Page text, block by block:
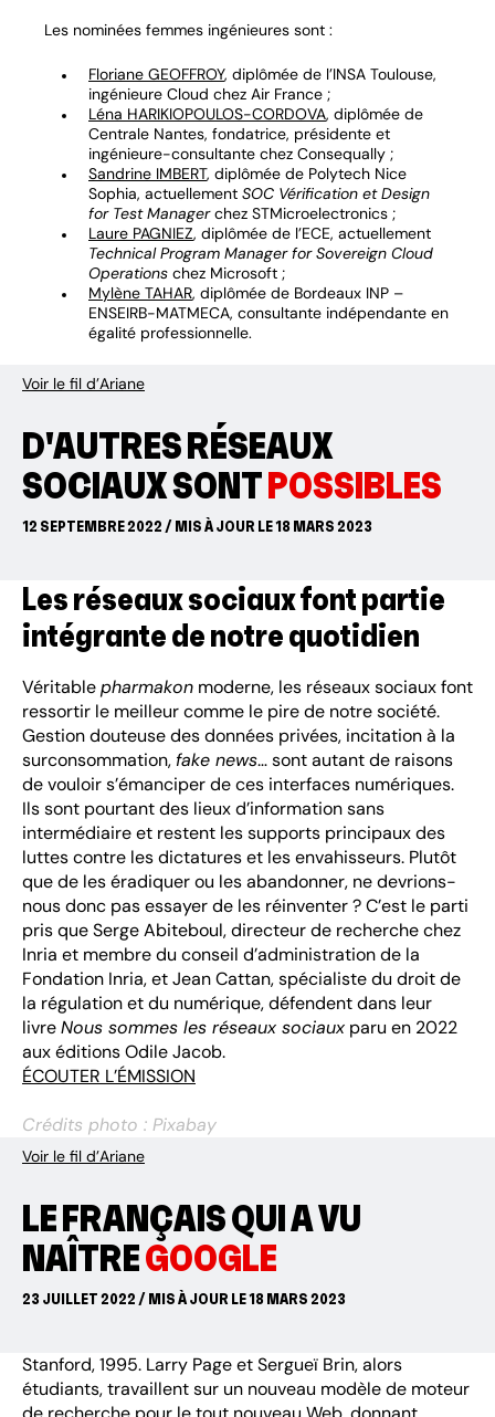
Les nominées femmes ingénieures sont :
Floriane GEOFFROY, diplômée de l’INSA Toulouse,
ingénieure Cloud chez Air France ;
Léna HARIKIOPOULOS-CORDOVA, diplômée de
Centrale Nantes, fondatrice, présidente et
ingénieure-consultante chez Consequally ;
Sandrine IMBERT, diplômée de Polytech Nice
Sophia, actuellement SOC Vérification et Design
for Test Managerchez STMicroelectronics ;
Laure PAGNIEZ, diplômée de l’ECE, actuellement
Technical Program Manager for Sovereign Cloud
Operations chez Microsoft ;
Mylène TAHAR, diplômée de Bordeaux INP –
ENSEIRB-MATMECA, consultante indépendante en
égalité professionnelle.
Voir le fil d’Ariane
D'AUTRES RÉSEAUX
SOCIAUX SONTPOSSIBLES
12 SEPTEMBRE 2022 / MIS À JOUR LE 18 MARS 2023
Les réseaux sociaux font partie
intégrante de notre quotidien
Véritablepharmakon moderne, les réseaux sociaux font
ressortir le meilleur comme le pire de notre société.
Gestion douteuse des données privées, incitation à la
surconsommation, fake news… sont autant de raisons
de vouloir s’émanciper de ces interfaces numériques.
Ils sont pourtant des lieux d’information sans
intermédiaire et restent les supports principaux des
luttes contre les dictatures et les envahisseurs. Plutôt
que de les éradiquer ou les abandonner, ne devrions-
nous donc pas essayer de les réinventer ? C’est le parti
pris que Serge Abiteboul, directeur de recherche chez
Inria et membre du conseil d’administration de la
Fondation Inria, et Jean Cattan, spécialiste du droit de
la régulation et du numérique, défendent dans leur
livreNous sommes les réseaux sociaux paru en 2022
aux éditions Odile Jacob.
ÉCOUTER L’ÉMISSION
Crédits photo : Pixabay
Voir le fil d’Ariane
LE FRANÇAIS QUI A VU
NAÎTREGOOGLE
23 JUILLET 2022 / MIS À JOUR LE 18 MARS 2023
Stanford, 1995. Larry Page et Sergueï Brin, alors
étudiants, travaillent sur un nouveau modèle de moteur